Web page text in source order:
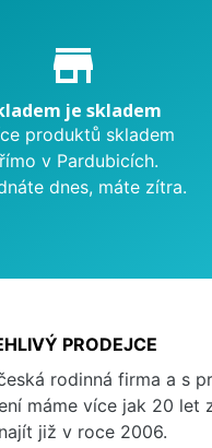
nakupovat u nás?
store_mall_directory
je skladem
produktů skladem
v Pardubicích.
dnes, máte zítra.
PRODEJCE
rodinná firma a s
máme více jak 20 let
již v roce 2006.